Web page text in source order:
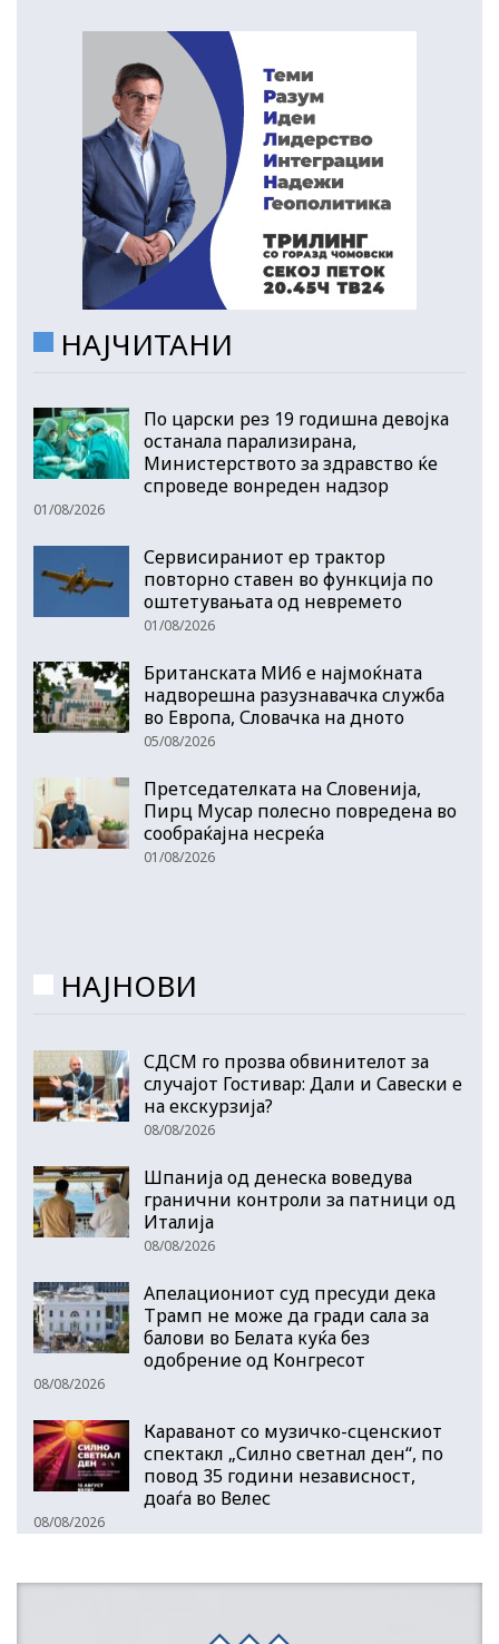
НАЈЧИТАНИ
По царски рез 19 годишна девојка
останала парализирана,
Министерството за здравство ќе
спроведе вонреден надзор
01/08/2026
Сервисираниот ер трактор
повторно ставен во функција по
оштетувањата од невремето
01/08/2026
Британската МИ6 е најмоќната
надворешна разузнавачка служба
во Европа, Словачка на дното
05/08/2026
Претседателката на Словенија,
Пирц Мусар полесно повредена во
сообраќајна несреќа
01/08/2026
НАЈНОВИ
СДСМ го прозва обвинителот за
случајот Гостивар: Дали и Савески е
на екскурзија?
08/08/2026
Шпанија од денеска воведува
гранични контроли за патници од
Италија
08/08/2026
Апелациониот суд пресуди дека
Трамп не може да гради сала за
балови во Белата куќа без
одобрение од Конгресот
08/08/2026
Караванот со музичкo-сценскиот
спектакл „Силно светнал ден“, по
повод 35 години независност,
доаѓа во Велес
08/08/2026